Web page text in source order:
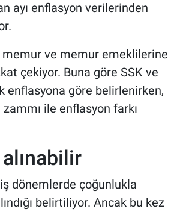
ayı enflasyon verilerinden
ve memur emeklilerine
çekiyor. Buna göre SSK ve
enflasyona göre belirlenirken,
ile enflasyon farkı
dönemlerde çoğunlukla
belirtiliyor. Ancak bu kez